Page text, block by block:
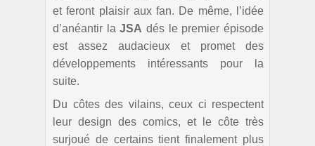
et feront plaisir aux fan. De même, l’idée
d’anéantir laJSA dés le premier épisode
est assez audacieux et promet des
développements intéressants pour la
suite.
Du côtes des vilains, ceux ci respectent
leur design des comics, et le côte très
surjoué de certains tient finalement plus